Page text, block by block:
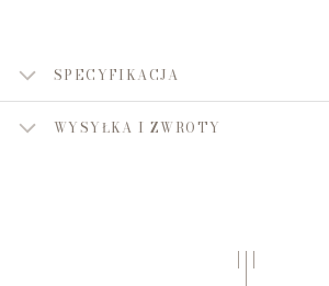
SPECYFIKACJA
WYSYŁKA I ZWROTY